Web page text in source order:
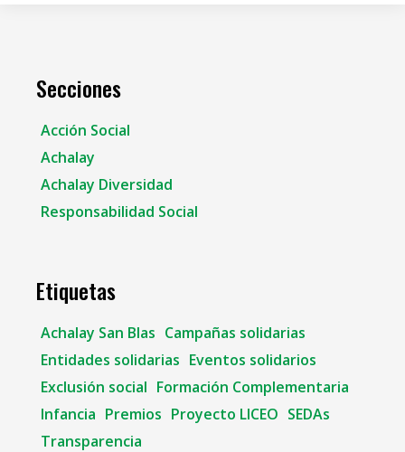
Secciones
Acción Social
Achalay
Achalay Diversidad
Responsabilidad Social
Etiquetas
Achalay San Blas Campañas solidarias
Entidades solidarias Eventos solidarios
Exclusión social Formación Complementaria
Infancia Premios Proyecto LICEO SEDAs
Transparencia